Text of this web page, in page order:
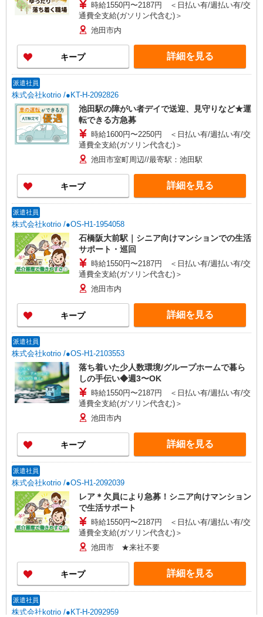
時給1550円〜2187円 ＜日払い有/週払い有/交
通費全支給(ガソリン代含む)＞
池田市内
キープ 詳細を見る
派遣社員
株式会社kotrio /●KT-H-2092826
池田駅の障がい者デイで送迎、見守りなど★運
転できる方急募
時給1600円〜2250円 ＜日払い有/週払い有/交
通費全支給(ガソリン代含む)＞
池田市室町周辺//最寄駅：池田駅
キープ 詳細を見る
派遣社員
株式会社kotrio /●OS-H1-1954058
石橋阪大前駅｜シニア向けマンションでの生活
サポート・巡回
時給1550円〜2187円 ＜日払い有/週払い有/交
通費全支給(ガソリン代含む)＞
池田市内
キープ 詳細を見る
派遣社員
株式会社kotrio /●OS-H1-2103553
落ち着いた少人数環境/グループホームで暮ら
しの手伝い◆週3〜OK
時給1550円〜2187円 ＜日払い有/週払い有/交
通費全支給(ガソリン代含む)＞
池田市内
キープ 詳細を見る
派遣社員
株式会社kotrio /●OS-H1-2092039
レア＊欠員により急募！シニア向けマンション
で生活サポート
時給1550円〜2187円 ＜日払い有/週払い有/交
通費全支給(ガソリン代含む)＞
池田市 ★来社不要
キープ 詳細を見る
派遣社員
株式会社kotrio /●KT-H-2092959